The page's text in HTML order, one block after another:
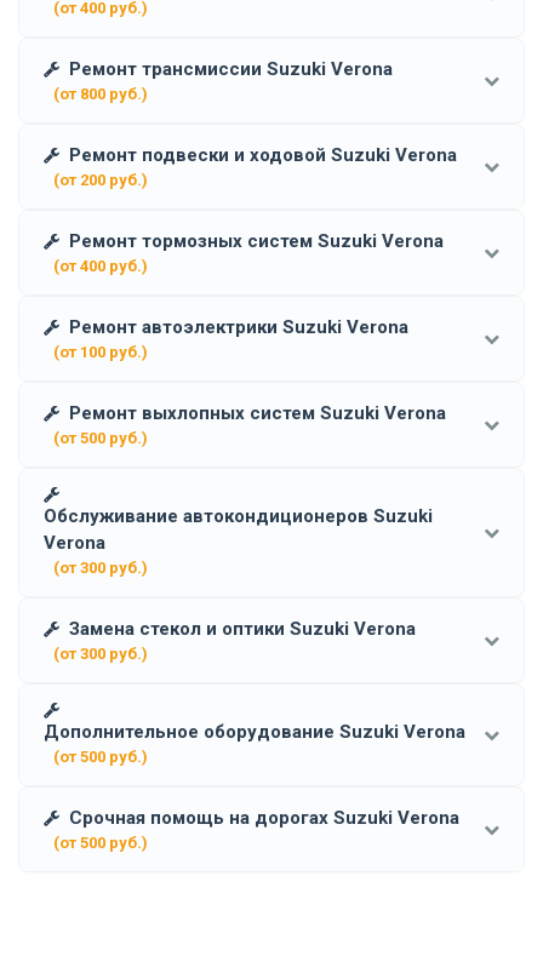
(от 400 руб.)
Ремонт трансмиссии Suzuki Verona
(от 800 руб.)
Ремонт подвески и ходовой Suzuki Verona
(от 200 руб.)
Ремонт тормозных систем Suzuki Verona
(от 400 руб.)
Ремонт автоэлектрики Suzuki Verona
(от 100 руб.)
Ремонт выхлопных систем Suzuki Verona
(от 500 руб.)
Обслуживание автокондиционеров Suzuki
Verona
(от 300 руб.)
Замена стекол и оптики Suzuki Verona
(от 300 руб.)
Дополнительное оборудование Suzuki Verona
(от 500 руб.)
Срочная помощь на дорогах Suzuki Verona
(от 500 руб.)